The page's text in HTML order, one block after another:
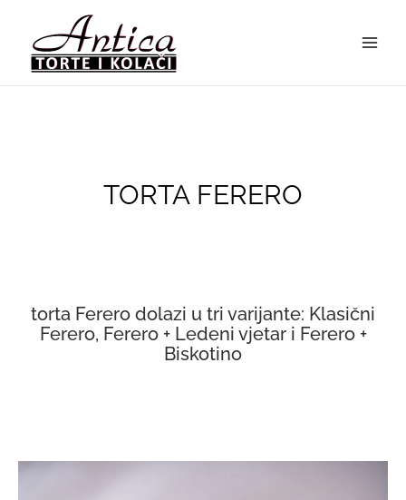
content
TORTA FERERO
torta Ferero dolazi u tri varijante: Klasični
Ferero, Ferero + Ledeni vjetar i Ferero +
Biskotino